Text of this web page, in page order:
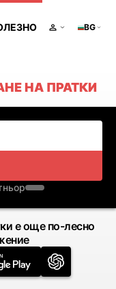
BG
НА ПРАТКИ
е още по-лесно